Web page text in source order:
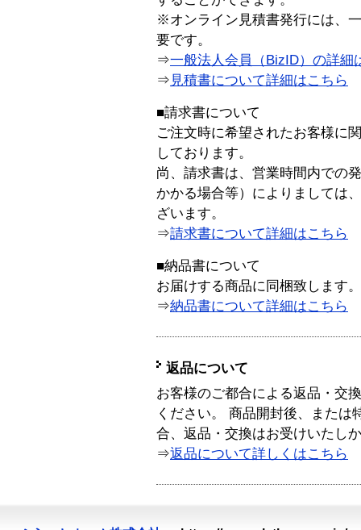
※オンライン見積書発行には、
要です。
⇒一般法人会員（BizID）の詳細
⇒ 見積書について詳細はこちら
■請求書について
ご注文時に希望されたお客様に
しております。
尚、請求書は、営業時間内での
かかる場合等）によりましては
ざいます。
⇒請求書について詳細はこちら
■納品書について
お届けする商品に同梱致します。
⇒納品書について詳細はこちら
返品について
お客様のご都合による返品・交
ください。 商品開封後、または
合、返品・交換はお受けいたし
⇒返品について詳しくはこちら